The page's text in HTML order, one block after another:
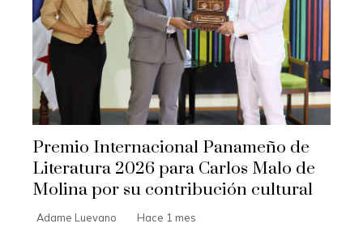
Premio Internacional Panameño de
Literatura 2026 para Carlos Malo de
Molina por su contribución cultural
Adame Luevano Hace 1 mes